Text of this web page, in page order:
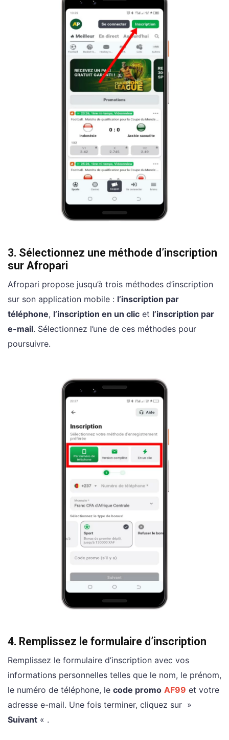
3. Sélectionnez une méthode d’inscription
sur Afropari
Afropari propose jusqu’à trois méthodes d’inscription
sur son application mobile : l’inscription par
téléphone, l’inscription en un clic et l’inscription par
e-mail. Sélectionnez l’une de ces méthodes pour
poursuivre.
4. Remplissez le formulaire d’inscription
Remplissez le formulaire d’inscription avec vos
informations personnelles telles que le nom, le prénom,
le numéro de téléphone, le code promo AF99 et votre
adresse e-mail. Une fois terminer, cliquez sur »
Suivant « .